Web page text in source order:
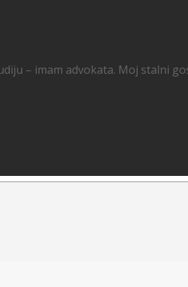
– imam advokata. Moj stalni